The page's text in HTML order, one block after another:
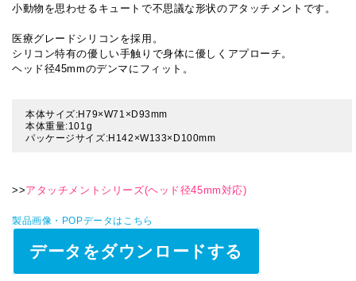
小動物を思わせるキュートで不思議な形状のアタッチメントです。
医療グレードシリコンを採用。
シリコン特有の優しい手触りで身体に優しくアプローチ。
ヘッド径45mmのデンマにフィット。
本体サイズ:H79×W71×D93mm
本体重量:101g
パッケージサイズ:H142×W133×D100mm
>>アタッチメントシリーズ(ヘッド径45mm対応)
製品画像・POPデータはこちら
データをダウンロードする